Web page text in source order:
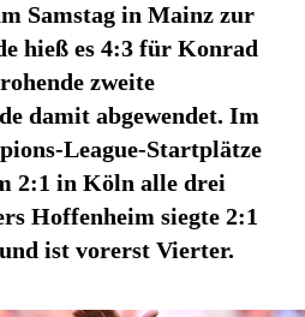
Samstag in Mainz zur
hieß es 4:3 für Konrad
zweite
damit abgewendet. Im
League-Startplätze
2:1 in Köln alle drei
Hoffenheim siegte 2:1
ist vorerst Vierter.